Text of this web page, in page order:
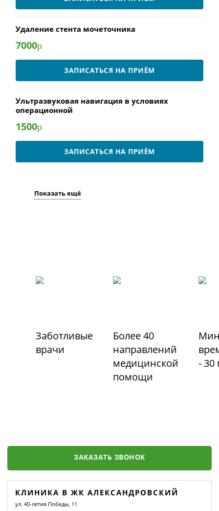
Удаление стента мочеточника
7000р
ЗАПИСАТЬСЯ НА ПРИЁМ
Ультразвуковая навигация в условиях
операционной
1500р
ЗАПИСАТЬСЯ НА ПРИЁМ
Показать ещё
Заботливые
врачи
Более 40
направлений
медицинской
помощи
- 30
ЗАКАЗАТЬ ЗВОНОК
КЛИНИКА В ЖК АЛЕКСАНДРОВСКИЙ
ул. 40-летия Победы, 11